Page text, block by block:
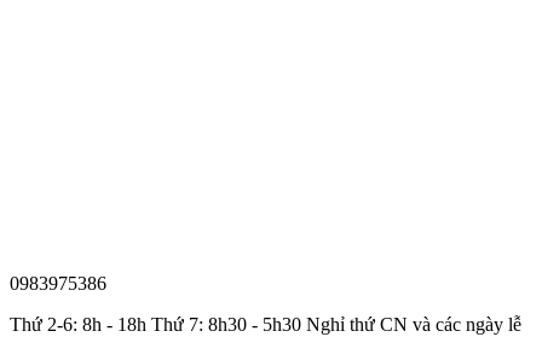
0983975386
Thứ 2-6: 8h - 18h Thứ 7: 8h30 - 5h30 Nghỉ thứ CN và các ngày lễ